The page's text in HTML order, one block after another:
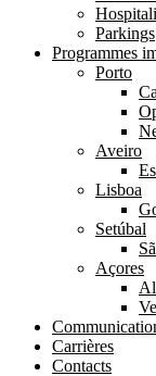
Parkings
Programmes
Porto
Aveiro
Lisboa
Setúbal
Açores
Carrières
Contacts